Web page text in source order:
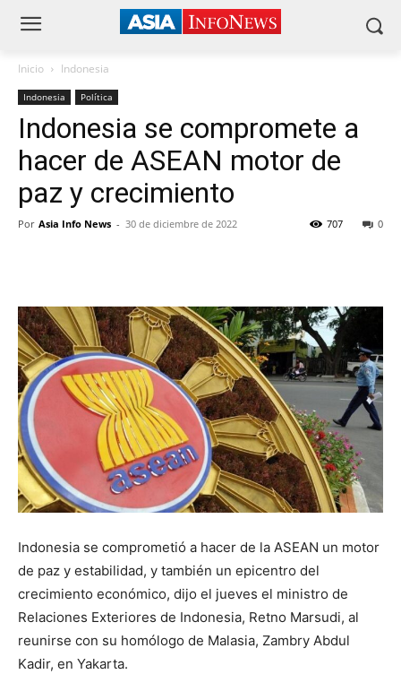
Inicio Indonesia
Indonesia Política
Indonesia se compromete a
hacer de ASEAN motor de
paz y crecimiento
Por Asia Info News - 30 de diciembre de 2022 0
707
Indonesia se comprometió a hacer de la ASEAN un motor
de paz y estabilidad, y también un epicentro del
crecimiento económico, dijo el jueves el ministro de
Relaciones Exteriores de Indonesia, Retno Marsudi, al
reunirse con su homólogo de Malasia, Zambry Abdul
Kadir, en Yakarta.